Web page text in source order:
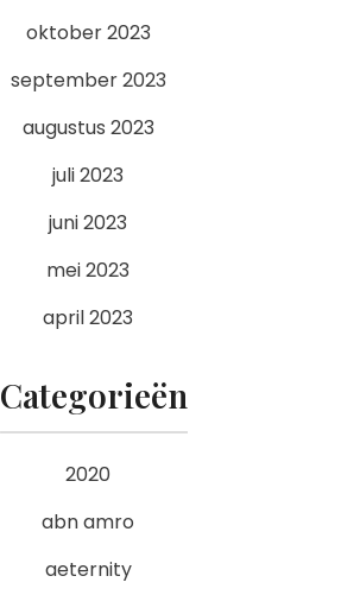
oktober 2023
september 2023
augustus 2023
juli 2023
juni 2023
mei 2023
april 2023
Categorieën
2020
abn amro
aeternity